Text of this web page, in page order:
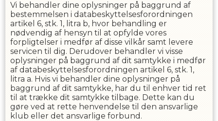
Vi behandler dine oplysninger på baggrund af
bestemmelsen i databeskyttelsesforordningen
artikel 6, stk. 1, litra b, hvor behandling er
nødvendig af hensyn til at opfylde vores
forpligtelser i medfør af disse vilkår samt levere
servicen til dig. Derudover behandler vi visse
oplysninger på baggrund af dit samtykke i medfør
af databeskyttelsesforordningen artikel 6, stk. 1,
litra a. Hvis vi behandler dine oplysninger på
baggrund af dit samtykke, har du til enhver tid ret
til at trække dit samtykke tilbage. Dette kan du
gøre ved at rette henvendelse til den ansvarlige
klub eller det ansvarlige forbund.